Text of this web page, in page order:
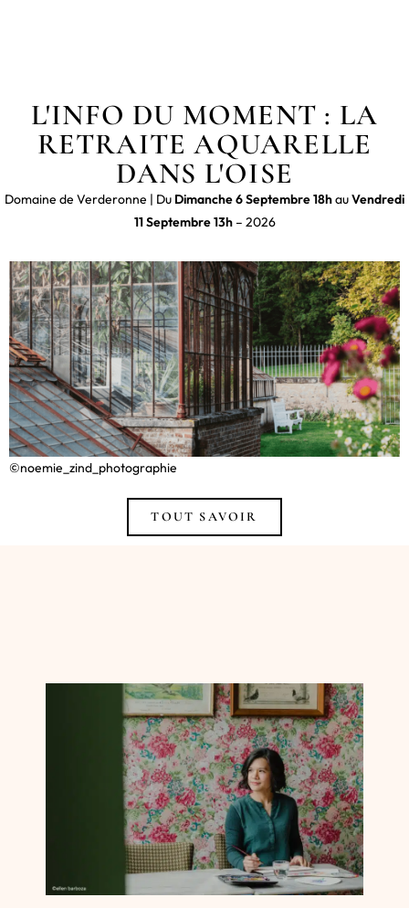
L'INFO DU MOMENT : LA
RETRAITE AQUARELLE
DANS L'OISE
Domaine de Verderonne | Du Dimanche 6 Septembre 18hauVendredi
11 Septembre 13h– 2026
©noemie_zind_photographie
TOUT SAVOIR